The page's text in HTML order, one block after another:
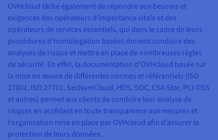
OVHcloud tâche également de répondre aux besoins et
exigences des opérateurs d’importance vitale et des
opérateurs de services essentiels, qui dans le cadre de leurs
procédures d’homologation basées doivent conduire des
analyses de risque et mettre en place de nombreuses règles
de sécurité. En effet, la documentation d'OVHcloud basée sur
la mise en œuvre de différentes normes et référentiels (ISO
27001, ISO 27701, SecNumCloud, HDS, SOC, CSA Star, PCI-DSS
et autres) permet aux clients de conduire leur analyse de
risques en accédant en toute transparence aux mesures et
l’organisation mise en place par OVHcloud afin d’assurer la
protection de leurs données.